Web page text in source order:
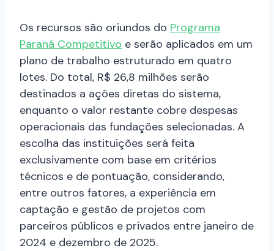
Os recursos são oriundos do Programa
Paraná Competitivo e serão aplicados em um
plano de trabalho estruturado em quatro
lotes. Do total, R$ 26,8 milhões serão
destinados a ações diretas do sistema,
enquanto o valor restante cobre despesas
operacionais das fundações selecionadas. A
escolha das instituições será feita
exclusivamente com base em critérios
técnicos e de pontuação, considerando,
entre outros fatores, a experiência em
captação e gestão de projetos com
parceiros públicos e privados entre janeiro de
2024 e dezembro de 2025.